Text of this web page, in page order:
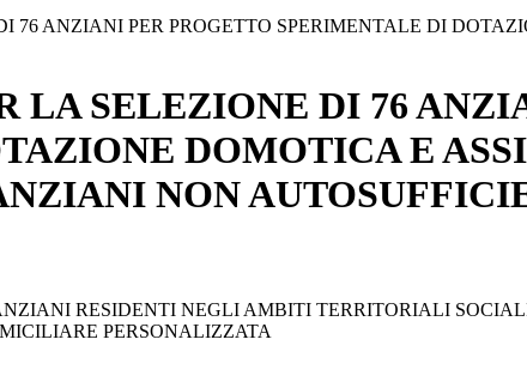
76 ANZIANI PER PROGETTO SPERIMENTALE DI
LA SELEZIONE DI 76
DOMOTICA E
NON
RESIDENTI NEGLI AMBITI TERRITORIALI
PERSONALIZZATA